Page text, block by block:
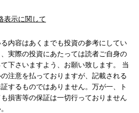
表示に関して
内容はあくまでも投資の参考にしてい
実際の投資にあたっては読者ご自身の
下さいますよう、お願い致します。 当
注意を払っておりますが、記載される
するものではありません。万が一、ト
損害等の保証は一切行っておりません